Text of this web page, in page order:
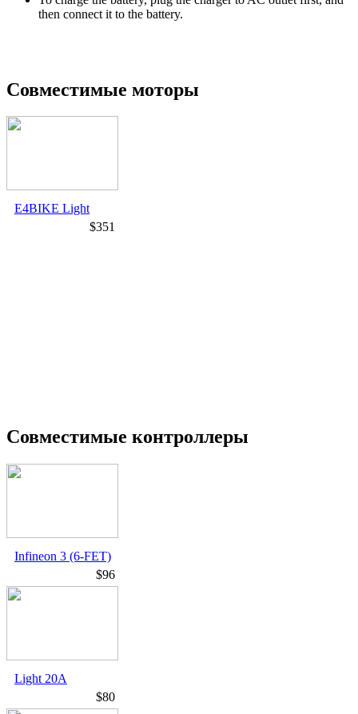
then connect it to the battery.
Совместимые моторы
E4BIKE Light
$351
Совместимые контроллеры
Infineon 3 (6-FET)
$96
Light 20A
$80